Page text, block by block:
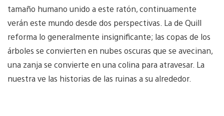
tamaño humano unido a este ratón, continuamente
verán este mundo desde dos perspectivas. La de Quill
reforma lo generalmente insignificante; las copas de los
árboles se convierten en nubes oscuras que se avecinan,
una zanja se convierte en una colina para atravesar. La
nuestra ve las historias de las ruinas a su alrededor.